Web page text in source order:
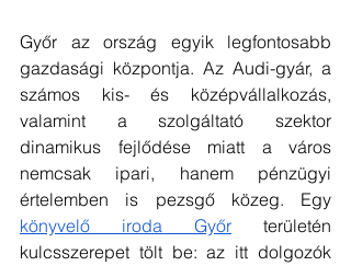
Győr az ország egyik legfontosabb
gazdasági központja. Az Audi-gyár, a
számos kis- és középvállalkozás,
valamint a szolgáltató szektor
dinamikus fejlődése miatt a város
nemcsak ipari, hanem pénzügyi
könyvelő iroda Győr területén
kulcsszerepet tölt be: az itt dolgozók